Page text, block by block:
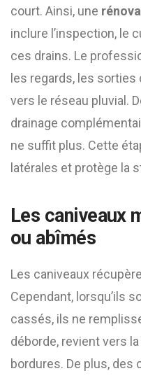
court. Ainsi, une
inclure l’inspection, le
ces drains. Le
les regards, les sorties
vers le réseau pluvial.
drainage
ne suffit plus. Cette
latérales et protège la
Les caniveaux
ou abîmés
Les caniveaux
Cependant, lorsqu’ils
cassés, ils ne
déborde, revient vers
bordures. De plus,